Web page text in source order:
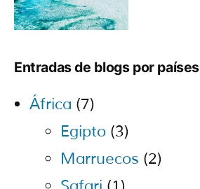
Entradas de blogs por países
África (7)
Egipto (3)
Marruecos (2)